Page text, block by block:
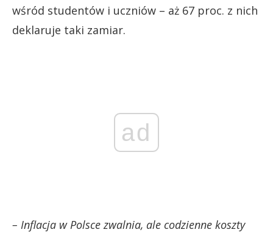
wśród studentów i uczniów – aż 67 proc. z nich
deklaruje taki zamiar.
ad
– Inflacja w Polsce zwalnia, ale codzienne koszty